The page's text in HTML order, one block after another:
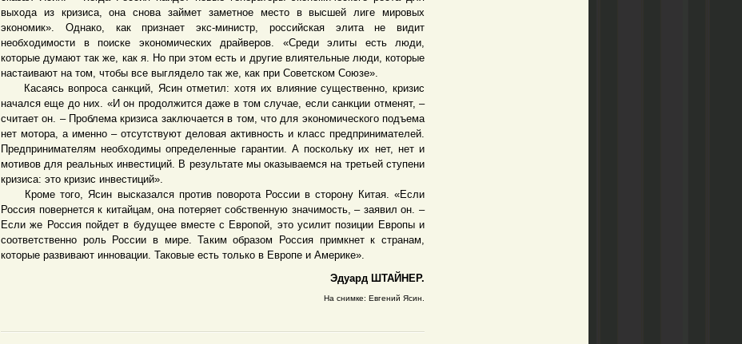
выхода из кризиса, она снова займет заметное место в высшей лиге мировых
экономик». Однако, как признает экс-министр, российская элита не видит
необходимости в поиске экономических драйверов. «Среди элиты есть люди,
которые думают так же, как я. Но при этом есть и другие влиятельные люди, которые
настаивают на том, чтобы все выглядело так же, как при Советском Союзе».
Касаясь вопроса санкций, Ясин отметил: хотя их влияние существенно, кризис
начался еще до них. «И он продолжится даже в том случае, если санкции отменят, –
считает он. – Проблема кризиса заключается в том, что для экономического подъема
нет мотора, а именно – отсутствуют деловая активность и класс предпринимателей.
Предпринимателям необходимы определенные гарантии. А поскольку их нет, нет и
мотивов для реальных инвестиций. В результате мы оказываемся на третьей ступени
кризиса: это кризис инвестиций».
Кроме того, Ясин высказался против поворота России в сторону Китая. «Если
Россия повернется к китайцам, она потеряет собственную значимость, – заявил он. –
Если же Россия пойдет в будущее вместе с Европой, это усилит позиции Европы и
соответственно роль России в мире. Таким образом Россия примкнет к странам,
которые развивают инновации. Таковые есть только в Европе и Америке».
Эдуард ШТАЙНЕР.
На снимке: Евгений Ясин.